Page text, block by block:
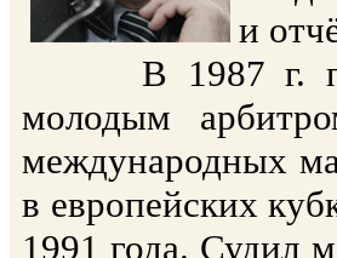
и
В 1987 г.
молодым
международных
в европейских
1991 года. Судил